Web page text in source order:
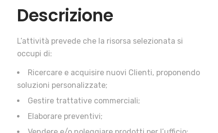
Descrizione
L’attività prevede che la risorsa selezionata si
occupi di:
Ricercare e acquisire nuovi Clienti, proponendo
soluzioni personalizzate;
Gestire trattative commerciali;
Elaborare preventivi;